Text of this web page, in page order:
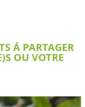
Á PARTAGER
OU VOTRE